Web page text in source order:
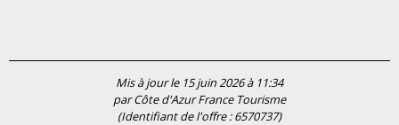
Mis à jour le 15 juin 2026 à 11:34
par Côte d'Azur France Tourisme
(Identifiant de l'offre :6570737)